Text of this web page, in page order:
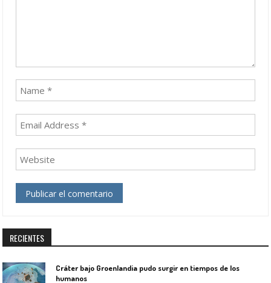
RECIENTES
Cráter bajo Groenlandia pudo surgir en tiempos de los
humanos